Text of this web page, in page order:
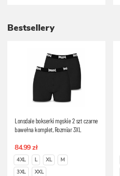
Bestsellery
Lonsdale bokserki męskie 2 szt czarne
bawełna komplet, Rozmiar 3XL
84.99 zł
4XL L XL
M
3XL
XXL